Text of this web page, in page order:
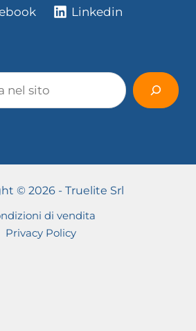
Linkedin
© 2026 - Truelite Srl
di vendita
Privacy Policy